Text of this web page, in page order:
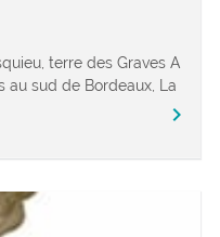
terre des Graves A
au sud de Bordeaux, La
chevron_right